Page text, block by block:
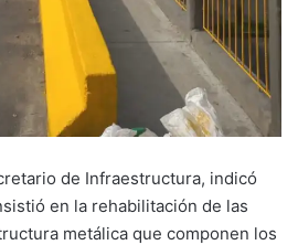
de Infraestructura, indicó
en la rehabilitación de las
metálica que componen los